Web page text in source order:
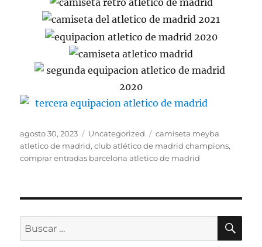
Publicado
el
agosto 30, 2023 Categorías
Uncategorized Etiquetas
camiseta meyba
atletico de madrid,club atlético de madrid champions,
comprar entradas barcelona atletico de madrid
Buscar
por: